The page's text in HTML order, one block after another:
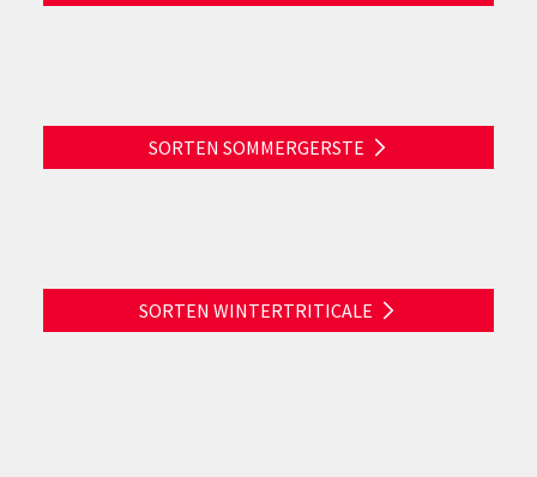
SORTEN SOMMERGERSTE
SORTEN WINTERTRITICALE